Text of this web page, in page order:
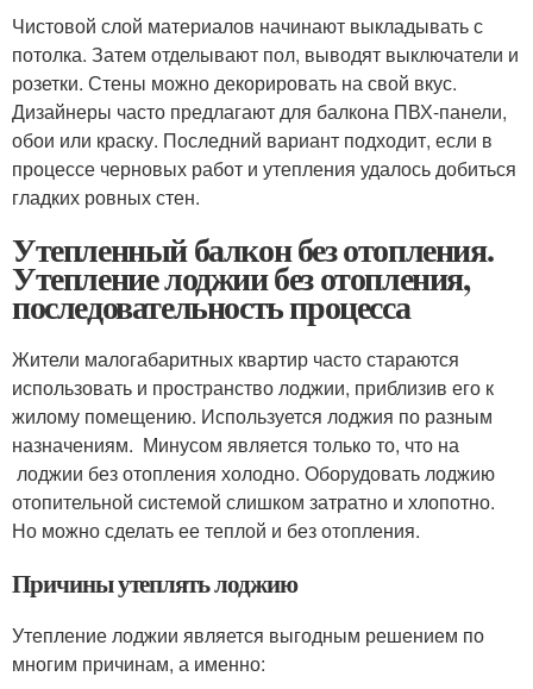
Чистовой слой материалов начинают выкладывать с
потолка. Затем отделывают пол, выводят выключатели и
розетки. Стены можно декорировать на свой вкус.
Дизайнеры часто предлагают для балкона ПВХ-панели,
обои или краску. Последний вариант подходит, если в
процессе черновых работ и утепления удалось добиться
гладких ровных стен.
Утепленный балкон без отопления.
Утепление лоджии без отопления,
последовательность процесса
Жители малогабаритных квартир часто стараются
использовать и пространство лоджии, приблизив его к
жилому помещению. Используется лоджия по разным
назначениям. Минусом является только то, что на
лоджии без отопления холодно. Оборудовать лоджию
отопительной системой слишком затратно и хлопотно.
Но можно сделать ее теплой и без отопления.
Причины утеплять лоджию
Утепление лоджии является выгодным решением по
многим причинам, а именно: